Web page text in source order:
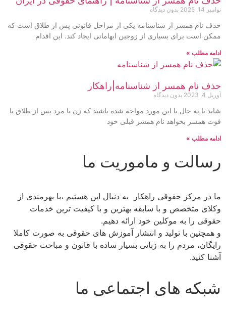
نوامبر 14, 2025 بدون دیدگاه
حذف نام همسر از شناسنامه یکی از مراحل قانونی پس از طلاق است که
ممکن است برای بسیاری از زوجین ابهاماتی ایجاد کند. این اقدام
ادامه مطلب »
حذف نام همسر از شناسنامه|راهکار
آوریل 4, 2023 بدون دیدگاه
شاید تا به حال با این مورد مواجه شده باشید که زن یا مرد پس از طلاق یا
فوت همسر بخواهد نام همسر قبلی خود
ادامه مطلب »
رسالت و ماموریت ما
ما در مرکز حقوقی راهکار به دنبال این هستیم ،با بهرمندی از
وکلای متخصص و با سابقه بهترین و با کیفیت ترین خدمات
حقوقی را به موکلین خود ارائه دهیم.
و همچنین با تولید و انتشار آموزش های حقوقی به صورت کاملا
رایگان، مردم را به زبانی بسیار ساده با قانون و مباحث حقوقی
آشنا کنید.
شبکه های اجتماعی ما